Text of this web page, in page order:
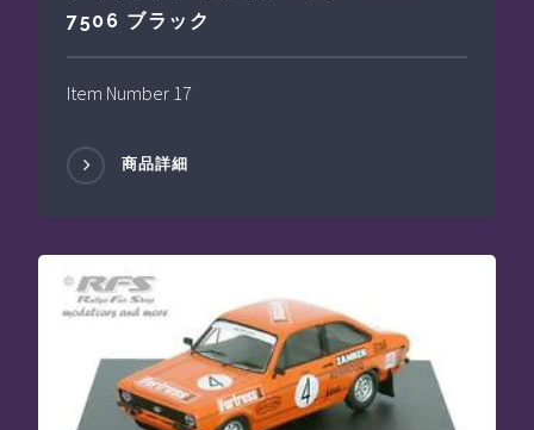
7506 ブラック
Item Number 17
商品詳細